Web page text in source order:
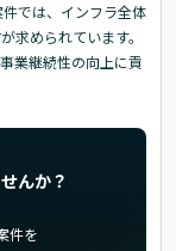
では、インフラ全体
求められています。
業継続性の向上に貢
んか？
件を